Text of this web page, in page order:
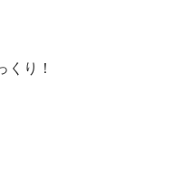
くり！